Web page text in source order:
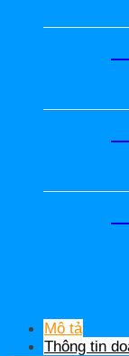
Mô tả
Thông tin